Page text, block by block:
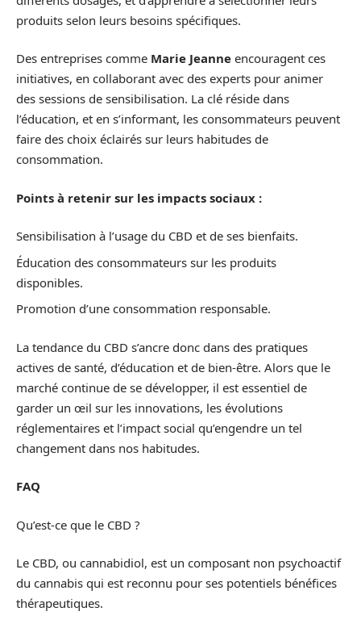
produits selon leurs besoins spécifiques.
Des entreprises comme Marie Jeanne encouragent ces
initiatives, en collaborant avec des experts pour animer
des sessions de sensibilisation. La clé réside dans
l’éducation, et en s’informant, les consommateurs peuvent
faire des choix éclairés sur leurs habitudes de
consommation.
Points à retenir sur les impacts sociaux :
Sensibilisation à l’usage du CBD et de ses bienfaits.
Éducation des consommateurs sur les produits
disponibles.
Promotion d’une consommation responsable.
La tendance du CBD s’ancre donc dans des pratiques
actives de santé, d’éducation et de bien-être. Alors que le
marché continue de se développer, il est essentiel de
garder un œil sur les innovations, les évolutions
réglementaires et l’impact social qu’engendre un tel
changement dans nos habitudes.
FAQ
Qu’est-ce que le CBD ?
Le CBD, ou cannabidiol, est un composant non psychoactif
du cannabis qui est reconnu pour ses potentiels bénéfices
thérapeutiques.